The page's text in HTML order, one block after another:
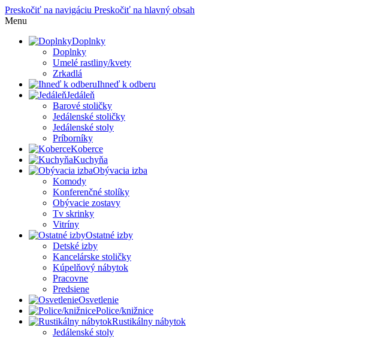
Preskočiť na navigáciu Preskočiť na hlavný obsah
Menu
Doplnky
Doplnky
Umelé rastliny/kvety
Zrkadlá
Ihneď k odberu
Jedáleň
Barové stoličky
Jedálenské stoličky
Jedálenské stoly
Príborníky
Koberce
Kuchyňa
Obývacia izba
Komody
Konferenčné stolíky
Obývacie zostavy
Tv skrinky
Vitríny
Ostatné izby
Detské izby
Kancelárske stoličky
Kúpelňový nábytok
Pracovne
Predsiene
Osvetlenie
Police/knižnice
Rustikálny nábytok
Jedálenské stoly